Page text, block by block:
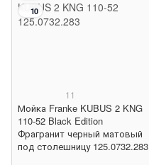
10
11
Мойка Franke KUBUS 2 KNG
110-52 Black Edition
Фрагранит черный матовый
под столешницу 125.0732.283